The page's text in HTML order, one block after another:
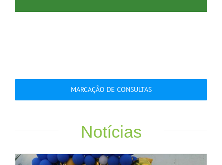
MARCAÇÃO DE CONSULTAS
Notícias